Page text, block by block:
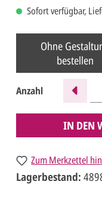
Sofort verfügbar,
Ohne
bestellen
Anzahl
IN DEN
Zum Merkzettel
Lagerbestand: